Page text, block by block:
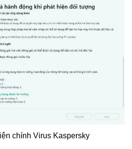
chính Virus Kaspersky